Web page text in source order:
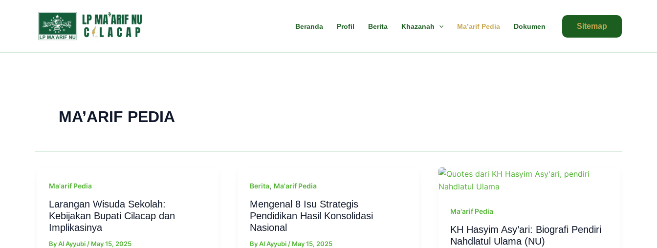
Beranda Profil Berita Khazanah Ma’arif Pedia Dokumen Sitemap
MA’ARIF PEDIA
Ma'arif Pedia
Larangan Wisuda Sekolah:
Kebijakan Bupati Cilacap dan
Implikasinya
ByAl Ayyubi / May 15, 2025
Berita, Ma'arif Pedia
Mengenal 8 Isu Strategis
Pendidikan Hasil Konsolidasi
Nasional
ByAl Ayyubi / May 15, 2025
Ma'arif Pedia
KH Hasyim Asy’ari: Biografi Pendiri
Nahdlatul Ulama (NU)